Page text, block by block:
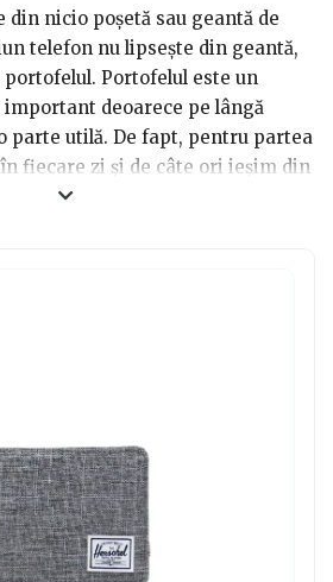
din nicio poșetă sau geantă de
telefon nu lipsește din geantă,
Portofelul este un
deoarece pe lângă
parte utilă. De fapt, pentru partea
fiecare zi și de câte ori ieșim din
ne păstrăm în el actele